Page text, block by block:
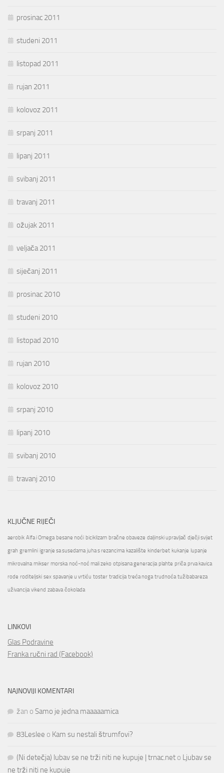
prosinac 2011
studeni 2011
listopad 2011
rujan 2011
kolovoz 2011
srpanj 2011
lipanj 2011
svibanj 2011
travanj 2011
ožujak 2011
veljača 2011
siječanj 2011
prosinac 2010
studeni 2010
listopad 2010
rujan 2010
kolovoz 2010
srpanj 2010
lipanj 2010
svibanj 2010
travanj 2010
KLJUČNE RIJEČI
aerobik Alfa i Omega besane noći biciklizam bračne obaveze daljinski upravljač dječji svijet
grah gremlini igranje sa susedama juha s rezancima kazalište kinderbet kukanje lupanje
mikrovalna mikser morska noć-noć mali zeko otpisana generacija plahte priča prva kavica
rode roditeljski sex spavanje u vrtiću toster tradicija treća noga trudnoća tužibabareza
uživancija vikend zabava čokolada
LINKOVI
Glas Podravine
Franka ručni rad (Facebook)
NAJNOVIJI KOMENTARI
žan o Samo je jedna maaaaamica
83Leslee o Kam su nestali štrumfovi?
(Ni detečja) lubav se ne trži niti ne kupuje | trnac.net o Ljubav se
ne trži niti ne kupuje